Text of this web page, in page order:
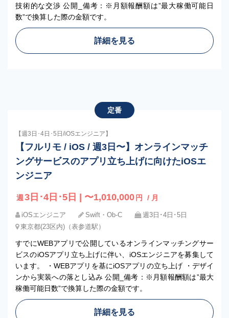
技術的な交渉 公開_備考：※月額報酬額は”最大稼働可能日
数”で換算した際の金額です。
詳細を見る
定番
【週3日･4日･5日/iOSエンジニア】
【フルリモ / iOS / 週3日〜】オンラインマッチ
ングサービスのアプリ立ち上げに向けたiOSエ
ンジニア
週 3日･4日･5日 | 〜1,010,000 円 / 月
iOSエンジニア Swift・Ob-C
週3日･4日･5日
東京都(23区内)（表参道駅）
すでにWEBアプリで公開しているオンラインマッチングサー
ビスのiOSアプリ立ち上げに伴い、iOSエンジニアを募集して
います。 ・WEBアプリを基にiOSアプリの立ち上げ ・デザイ
ンから実装への落とし込み 公開_備考：※月額報酬額は”最大
稼働可能日数”で換算した際の金額です。
詳細を見る